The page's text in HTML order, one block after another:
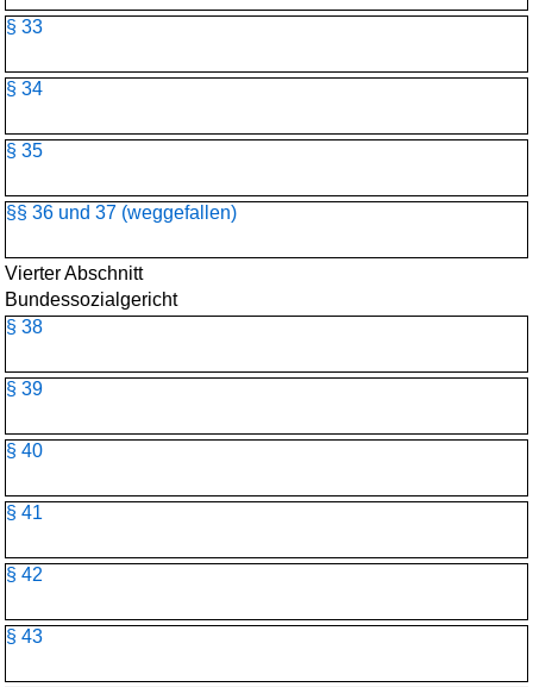
§ 33
§ 34
§ 35
§§ 36 und 37 (weggefallen)
Vierter Abschnitt
Bundessozialgericht
§ 38
§ 39
§ 40
§ 41
§ 42
§ 43